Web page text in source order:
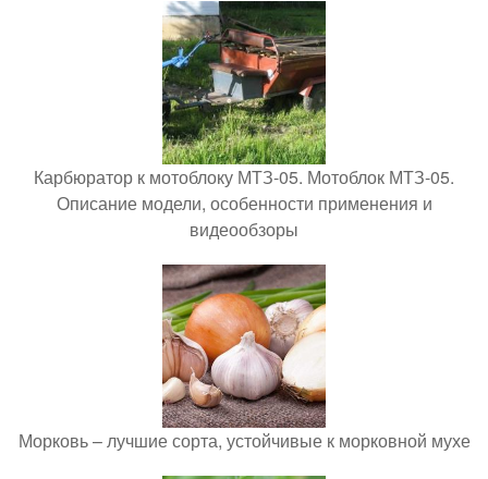
Карбюратор к мотоблоку МТЗ-05. Мотоблок МТЗ-05.
Описание модели, особенности применения и
видеообзоры
Морковь – лучшие сорта, устойчивые к морковной мухе